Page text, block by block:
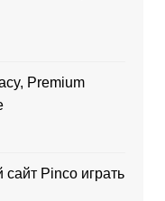
Premium
Pinco играть